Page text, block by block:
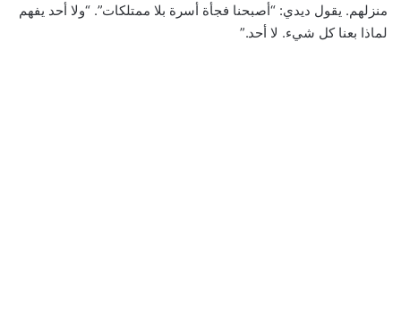
منزلهم. يقول ديدي: “أصبحنا فجأة أسرة بلا ممتلكات”. “ولا أحد يفهم
لماذا بعنا كل شيء. لا أحد.”